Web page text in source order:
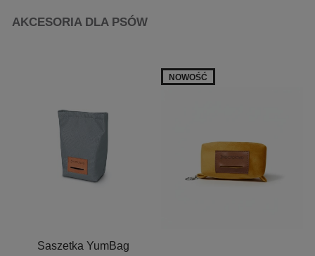
AKCESORIA DLA PSÓW
Saszetka YumBag
NOWOŚĆ